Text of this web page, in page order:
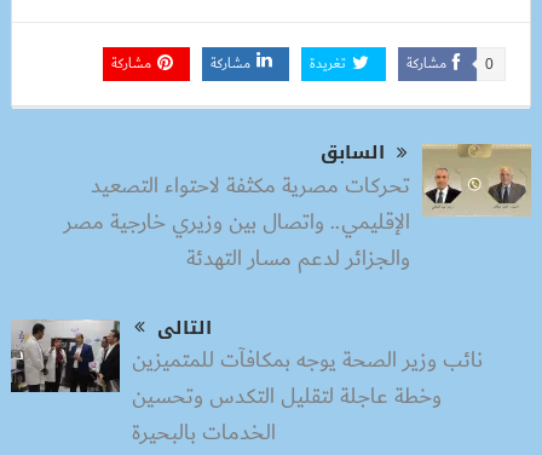
مشاركة 0 تغريدة مشاركة مشاركة
السابق
تحركات مصرية مكثفة لاحتواء التصعيد
الإقليمي.. واتصال بين وزيري خارجية مصر
والجزائر لدعم مسار التهدئة
التالى
نائب وزير الصحة يوجه بمكافآت للمتميزين
وخطة عاجلة لتقليل التكدس وتحسين
الخدمات بالبحيرة